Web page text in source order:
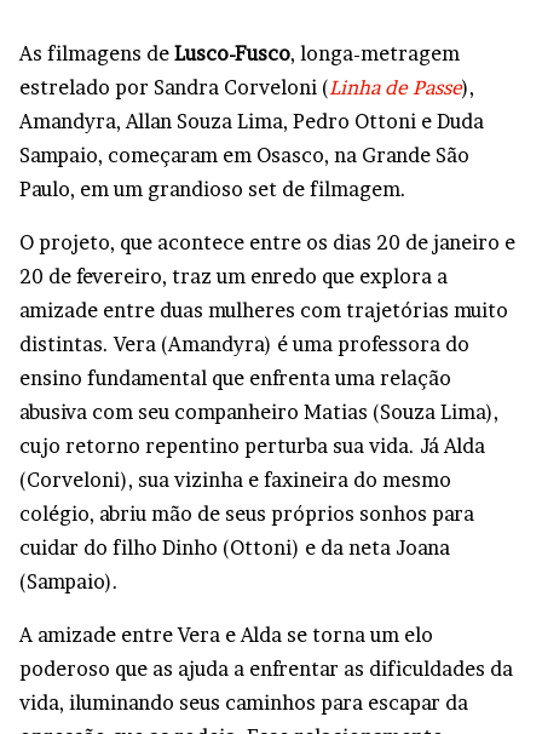
As filmagens de Lusco-Fusco, longa-metragem
estrelado por Sandra Corveloni (Linha de Passe),
Amandyra, Allan Souza Lima, Pedro Ottoni e Duda
Sampaio, começaram em Osasco, na Grande São
Paulo, em um grandioso set de filmagem.
O projeto, que acontece entre os dias 20 de janeiro e
20 de fevereiro, traz um enredo que explora a
amizade entre duas mulheres com trajetórias muito
distintas. Vera (Amandyra) é uma professora do
ensino fundamental que enfrenta uma relação
abusiva com seu companheiro Matias (Souza Lima),
cujo retorno repentino perturba sua vida. Já Alda
(Corveloni), sua vizinha e faxineira do mesmo
colégio, abriu mão de seus próprios sonhos para
cuidar do filho Dinho (Ottoni) e da neta Joana
(Sampaio).
A amizade entre Vera e Alda se torna um elo
poderoso que as ajuda a enfrentar as dificuldades da
vida, iluminando seus caminhos para escapar da